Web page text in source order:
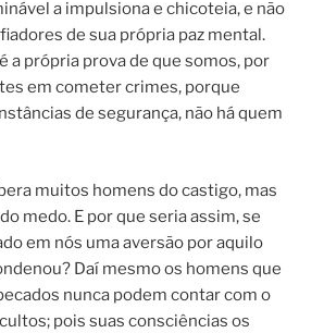
a impulsiona e chicoteia, e não
de sua própria paz mental.
a própria prova de que somos, por
em cometer crimes, porque
de segurança, não há quem
muitos homens do castigo, mas
medo. E por que seria assim, se
em nós uma aversão por aquilo
Daí mesmo os homens que
nunca podem contar com o
pois suas consciências os